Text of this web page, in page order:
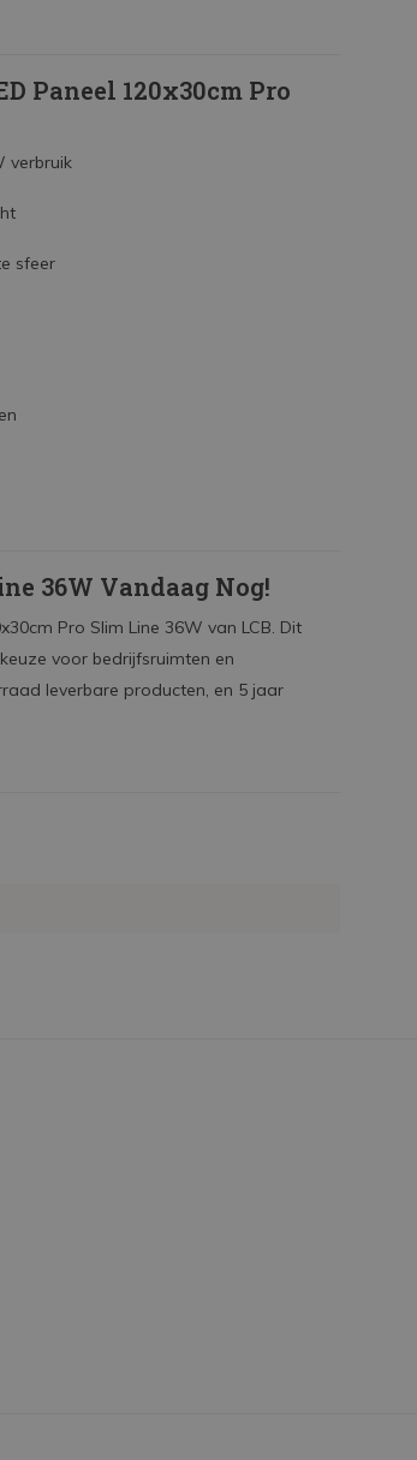
Paneel 120x30cm Pro
verbruik
sfeer
36W Vandaag Nog!
Pro Slim Line 36W van LCB. Dit
voor bedrijfsruimten en
leverbare producten, en 5 jaar